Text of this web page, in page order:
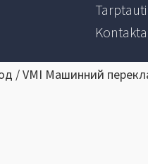
/ VMI Машинний